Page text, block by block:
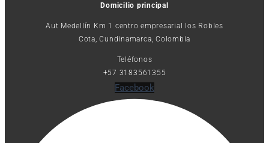
Domicilio principal
Aut Medellín Km 1 centro empresarial los Robles
Cota, Cundinamarca, Colombia
Teléfonos
+57 3183561355
Facebook